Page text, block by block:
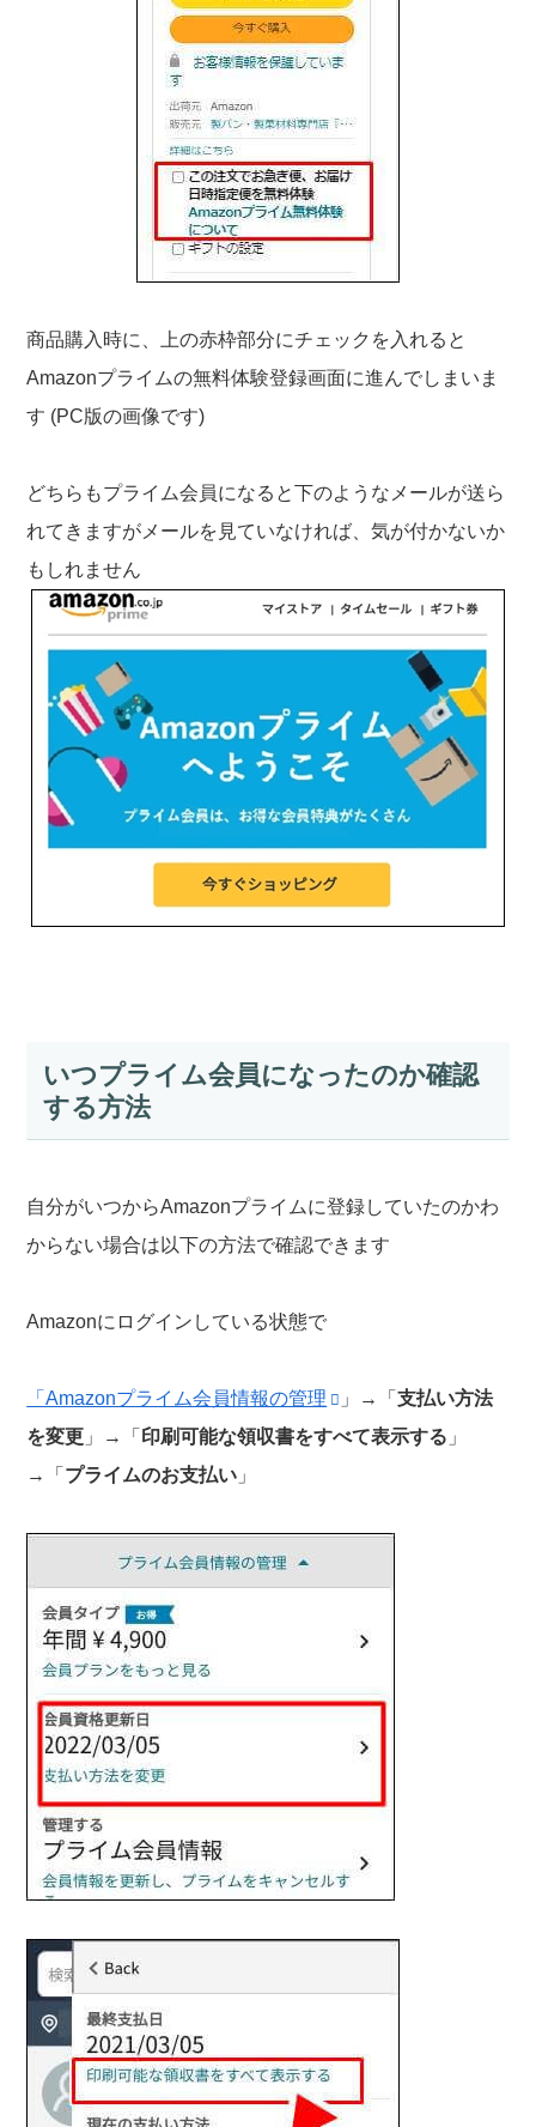
商品購入時に、上の赤枠部分にチェックを入れると
Amazonプライムの無料体験登録画面に進んでしまいま
す (PC版の画像です)
どちらもプライム会員になると下のようなメールが送ら
れてきますがメールを見ていなければ、気が付かないか
もしれません
いつプライム会員になったのか確認
する方法
自分がいつからAmazonプライムに登録していたのかわ
からない場合は以下の方法で確認できます
Amazonにログインしている状態で
「Amazonプライム会員情報の管理 」→「支払い方法
を変更 」→「 印刷可能な領収書をすべて表示する 」
→「 プライムのお支払い 」